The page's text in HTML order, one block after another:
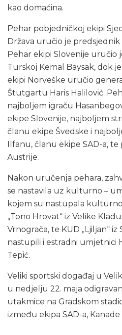
kao domaćina.
Pehar pobjedničkoj ekipi
Država uručio je predsjednik
Pehar ekipi Slovenije uručio
Turskoj Kemal Baysak, dok
ekipi Norveške uručio
Štutgartu Haris Halilović.
najboljem igraču
ekipe Slovenije, najboljem
članu ekipe Švedske i
Ilfanu, članu ekipe SAD-a, te
Austrije.
Nakon uručenja pehara,
se nastavila uz kulturno –
kojem su nastupala
„Tono Hrovat“ iz Velike
Vrnograča, te KUD „Ljiljan“
nastupili i estradni umjetnici
Tepić.
Veliki sportski događaj u
u nedjelju 22. maja
utakmice na Gradskom
između ekipa SAD-a, Kanade